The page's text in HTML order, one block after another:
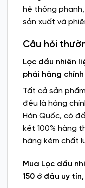
hệ thống
sản xuất và
Câu hỏi
Lọc dầu nhiên
phải hàng
Tất cả sản
đều là hàng
Hàn Quốc, có
kết 100% hàng
hàng kém chất
Mua Lọc dầu
150 ở đâu uy